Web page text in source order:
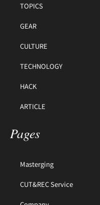
TOPICS
GEAR
CULTURE
TECHNOLOGY
HACK
ARTICLE
Pages
Masterging
CUT&REC Service